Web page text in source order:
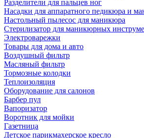
Разделители для пальцев ног
Насадки для аппаратного педикюра и
Настольный пылесос для маникюра
Стерилизатор для маникюрных
Электроварежки
Товары для дома и авто
Воздушный фильтр
Масляный фильтр
Тормозные колодки
Теплоизоляция
Оборудование для салонов
Барбер пул
Вапоризатор
Воротник для мойки
Газетница
Детское парикмахерское кресло